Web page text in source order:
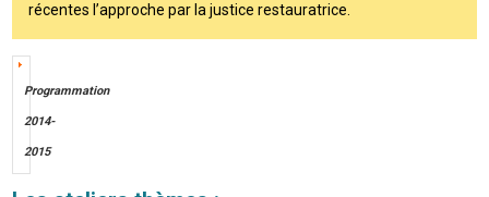
récentes l’approche par la justice restauratrice.
Programmation
2014-
2015